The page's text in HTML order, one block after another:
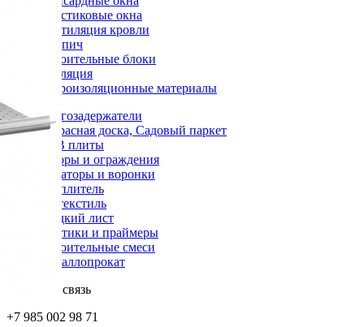
Пластиковые окна
Вентиляция кровли
Кирпич
Строительные блоки
Изоляция
Гидроизоляционные материалы
Снегозадержатели
Террасная доска, Садовый паркет
OSB плиты
Заборы и ограждения
Аэраторы и воронки
Утеплитель
Геотекстиль
Гладкий лист
Мастики и праймеры
Строительные смеси
Металлопрокат
Обратная связь
+7 985 002 98 71